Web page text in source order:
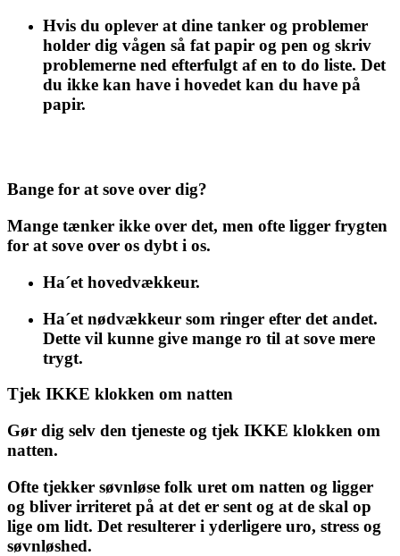
Hvis du oplever at dine tanker og problemer
holder dig vågen så fat papir og pen og skriv
problemerne ned efterfulgt af en to do liste. Det
du ikke kan have i hovedet kan du have på
papir.
Bange for at sove over dig?
Mange tænker ikke over det, men ofte ligger frygten
for at sove over os dybt i os.
Ha´et hovedvækkeur.
Ha´et nødvækkeur som ringer efter det andet.
Dette vil kunne give mange ro til at sove mere
trygt.
Tjek IKKE klokken om natten
Gør dig selv den tjeneste og tjek IKKE klokken om
natten.
Ofte tjekker søvnløse folk uret om natten og ligger
og bliver irriteret på at det er sent og at de skal op
lige om lidt. Det resulterer i yderligere uro, stress og
søvnløshed.